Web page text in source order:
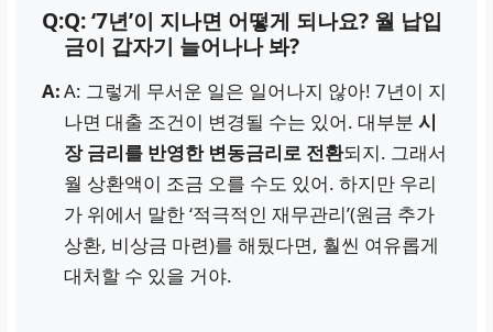
높은 재무 안정성
변동 위험에 노출
Q: ‘7년’이 지나면 어떻게 되나요? 월 납입
금이 갑자기 늘어나나 봐?
A: 그렇게 무서운 일은 일어나지 않아! 7년이 지
나면 대출 조건이 변경될 수는 있어. 대부분시
장 금리를 반영한 변동금리로 전환되지. 그래서
월 상환액이 조금 오를 수도 있어. 하지만 우리
가 위에서 말한 ‘적극적인 재무관리’(원금 추가
상환, 비상금 마련)를 해뒀다면, 훨씬 여유롭게
대처할 수 있을 거야.